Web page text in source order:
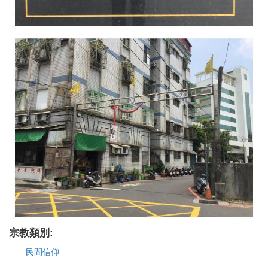
宗教類別:
民間信仰